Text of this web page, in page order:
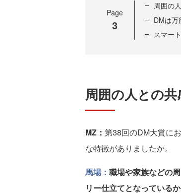
Page
3
周囲の
DMは万
スマー
周囲の人との
MZ： 第38回のDM大賞に
な特徴がありましたか。
馬場： 職場や家族などの
リー仕立てとなっている